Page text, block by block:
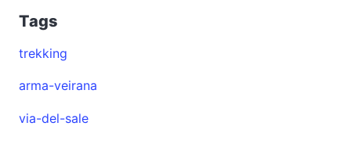
Tags
trekking
arma-veirana
via-del-sale